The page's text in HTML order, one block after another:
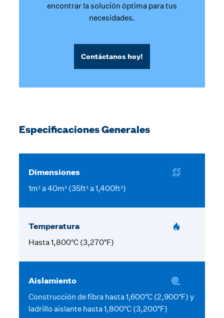
encontrar la solución óptima para tus
necesidades.
Contáctanos hoy!
Especificaciones Generales
Dimensiones
1m³ a 40m³ (35ft³ a 1,400ft³)
Temperatura
Hasta 1,800°C (3,270°F)
Aislamiento
Construcción de fibra hasta 1,600°C (2,900°F) y
ladrillo aislante hasta 1,800°C (3,200°F)